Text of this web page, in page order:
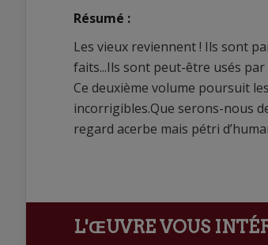
Résumé :
Les vieux reviennent ! Ils sont
faits...Ils sont peut-être usés
Ce deuxième volume poursuit
incorrigibles.Que serons-nous
regard acerbe mais pétri
L'ŒUVRE VOUS